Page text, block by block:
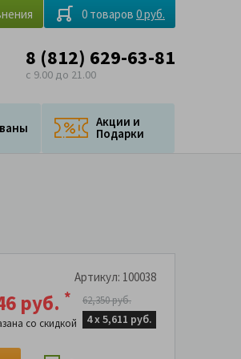
0 товаров 0 руб.
8 (812) 629-63-81
с 9.00 до 21.00
Акции и
Подарки
Артикул: 100038
руб. *
со скидкой
62,350 руб.
4 х5,611 руб.